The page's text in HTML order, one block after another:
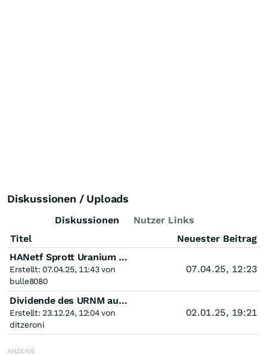
Diskussionen / Uploads
Diskussionen
Nutzer Links
Titel
Neuester Beitrag
HANetf Sprott Uranium Miners UCITS ETF
Erstellt: 07.04.25, 11:43 von
bulle8080
07.04.25, 12:23
Dividende des URNM auch für HANetf Inhaber?
Erstellt: 23.12.24, 12:04 von
ditzeroni
02.01.25, 19:21